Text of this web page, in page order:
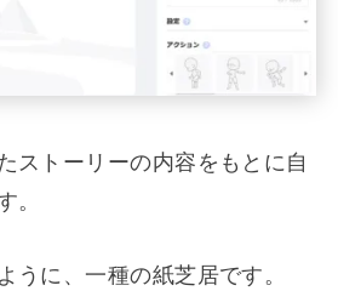
ストーリーの内容をもとに自
うに、一種の紙芝居です。